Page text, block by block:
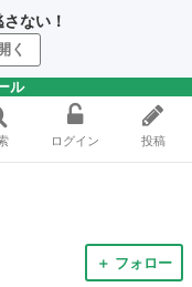
ない！
く
ル
ログイン 投稿
＋ フォロー